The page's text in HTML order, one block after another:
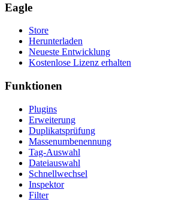
Eagle
Store
Herunterladen
Neueste Entwicklung
Kostenlose Lizenz erhalten
Funktionen
Plugins
Erweiterung
Duplikatsprüfung
Massenumbenennung
Tag-Auswahl
Dateiauswahl
Schnellwechsel
Inspektor
Filter